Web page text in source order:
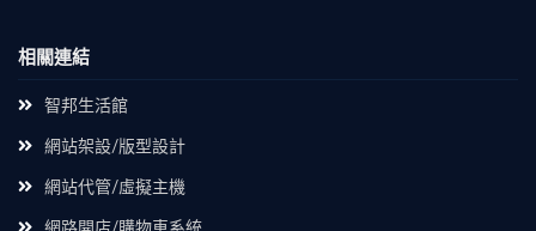
相關連結
智邦生活館
網站架設/版型設計
網站代管/虛擬主機